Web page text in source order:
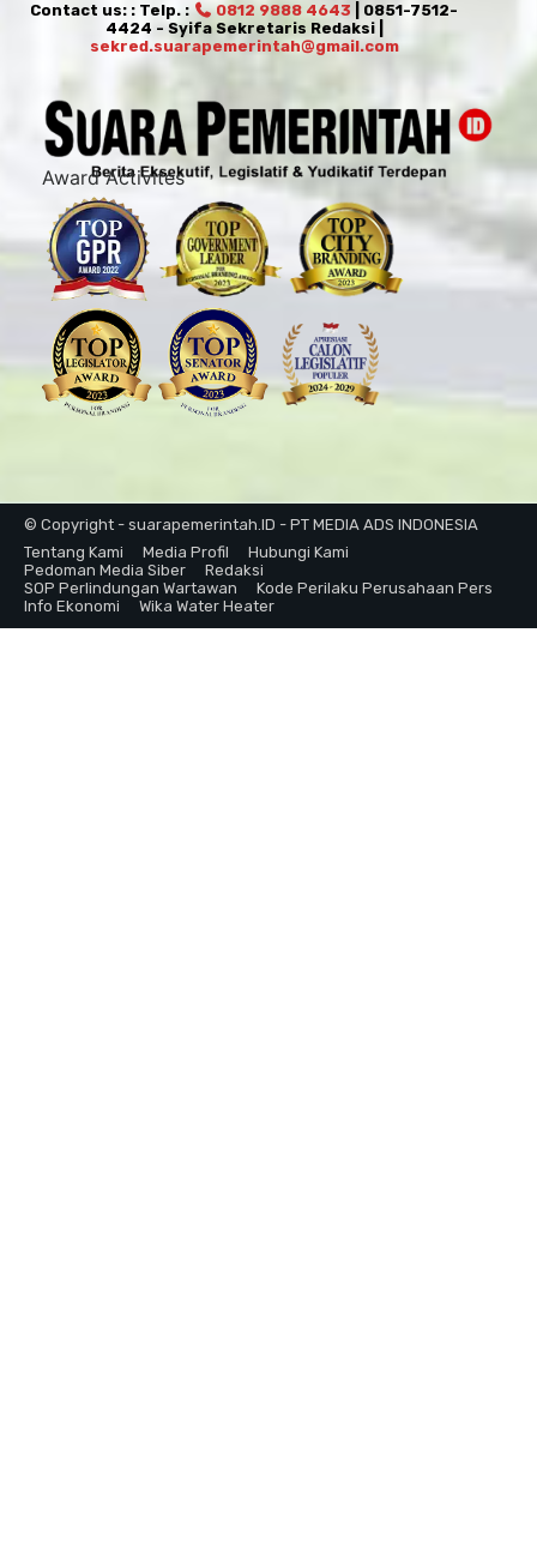
Contact us: : Telp. : 0812 9888 4643 | 0851-7512-
4424 - Syifa Sekretaris Redaksi |
sekred.suarapemerintah@gmail.com
Award Activites
© Copyright - suarapemerintah.ID - PT MEDIA ADS INDONESIA
Tentang Kami
Media Profil
Hubungi Kami
Pedoman Media Siber
Redaksi
SOP Perlindungan Wartawan
Kode Perilaku Perusahaan Pers
Info Ekonomi
Wika Water Heater